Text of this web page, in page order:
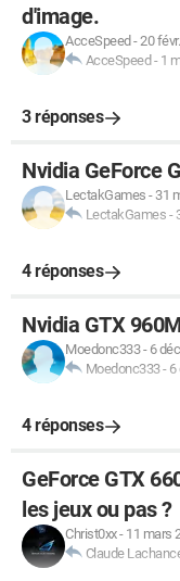
d'image.
AcceSpeed -20
AcceSpeed - 1
3 réponses
Nvidia GeForce
LectakGames - 31
LectakGames -
4 réponses
Nvidia GTX
Moedonc333- 6
Moedonc333- 6
4 réponses
GeForce GTX
les jeux ou pas ?
Christ0xx- 11 mars
Claude